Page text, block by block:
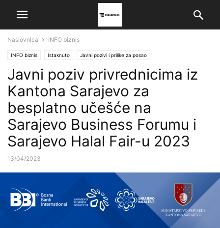
Naslovnica INFO biznis
INFO biznis Istaknuto Javni pozivi i prilike za posao
Javni poziv privrednicima iz
Kantona Sarajevo za
besplatno učešće na
Sarajevo Business Forumu i
Sarajevo Halal Fair-u 2023
13/04/2023